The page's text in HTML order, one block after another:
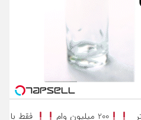
200 میلیون وام
فقط با